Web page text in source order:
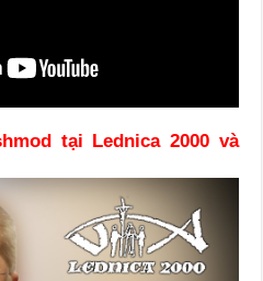
tại Lednica 2000 và